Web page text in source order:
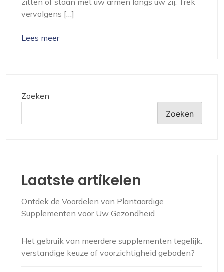
zitten of staan met uw armen langs uw zij. Trek
vervolgens […]
Lees meer
Zoeken
Zoeken
Laatste artikelen
Ontdek de Voordelen van Plantaardige
Supplementen voor Uw Gezondheid
Het gebruik van meerdere supplementen tegelijk:
verstandige keuze of voorzichtigheid geboden?